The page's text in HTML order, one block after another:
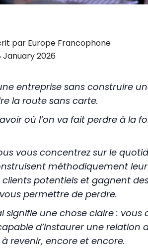
par Europe Francophone
January 2026
entreprise sans construire
la route sans carte.
où l’on va fait perdre à la
vous concentrez sur le
méthodiquement
clients potentiels et gagnent
permettre de perdre.
signifie une chose claire : vous
d’instaurer une relation
revenir, encore et encore.